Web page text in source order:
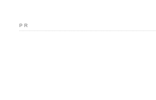
P R